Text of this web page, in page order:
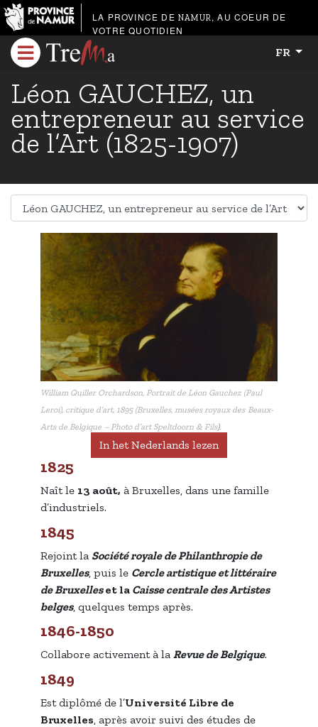
LA PROVINCE DE NAMUR, AU COEUR DE
VOTRE QUOTIDIEN
FR
Léon GAUCHEZ, un
entrepreneur au service
de l’Art (1825-1907)
William Quiller Orchardson, Portrait de Léon Gauchez (Paul
Leroi), critique d’art, 1895 (Bruxelles, musées royaux des Beaux-
Arts de Belgique – Photo d’art Speltdoorn & Fils).
In het Nederlands lezen
1825
Naît le 13 août, à Bruxelles, dans une famille
d’industriels.
1845
Rejoint la Société royale de Philanthropie de
Bruxelles, puis le Cercle artistique et littéraire
de Bruxelleset la Caisse centrale des Artistes
belges, quelques temps après.
1846-1850
Collabore activement à la Revue de Belgique.
1849
Est diplômé de l’Université Libre de
Bruxelles , après avoir suivi des études de